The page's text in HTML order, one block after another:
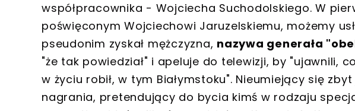
współpracownika - Wojciecha Suchodolskiego. W
poświęconym Wojciechowi Jaruzelskiemu, możemy
pseudonim zyskał mężczyzna, nazywa generała
"że tak powiedział" i apeluje do telewizji, by "ujawnili,
w życiu robił, w tym Białymstoku". Nieumiejący się
nagrania, pretendujący do bycia kimś w rodzaju